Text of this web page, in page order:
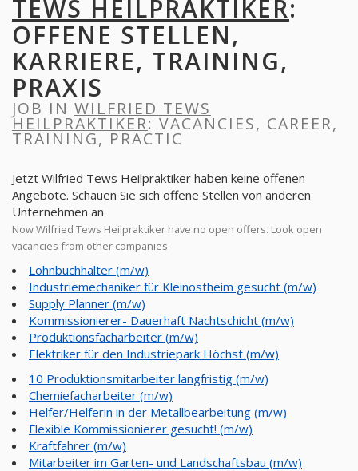
TEWS HEILPRAKTIKER:
OFFENE STELLEN,
KARRIERE, TRAINING,
PRAXIS
JOB IN WILFRIED TEWS
HEILPRAKTIKER: VACANCIES, CAREER,
TRAINING, PRACTIC
Jetzt Wilfried Tews Heilpraktiker haben keine offenen
Angebote. Schauen Sie sich offene Stellen von anderen
Unternehmen an
Now Wilfried Tews Heilpraktiker have no open offers. Look open
vacancies from other companies
Lohnbuchhalter (m/w)
Industriemechaniker für Kleinostheim gesucht (m/w)
Supply Planner (m/w)
Kommissionierer- Dauerhaft Nachtschicht (m/w)
Produktionsfacharbeiter (m/w)
Elektriker für den Industriepark Höchst (m/w)
10 Produktionsmitarbeiter langfristig (m/w)
Chemiefacharbeiter (m/w)
Helfer/Helferin in der Metallbearbeitung (m/w)
Flexible Kommissionierer gesucht! (m/w)
Kraftfahrer (m/w)
Mitarbeiter im Garten- und Landschaftsbau (m/w)